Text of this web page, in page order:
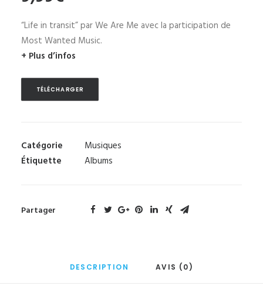
“Life in transit” par We Are Me avec la participation de
Most Wanted Music.
+ Plus d’infos
TÉLÉCHARGER
Catégorie
Musiques
Étiquette
Albums
Partager
DESCRIPTION AVIS (0)